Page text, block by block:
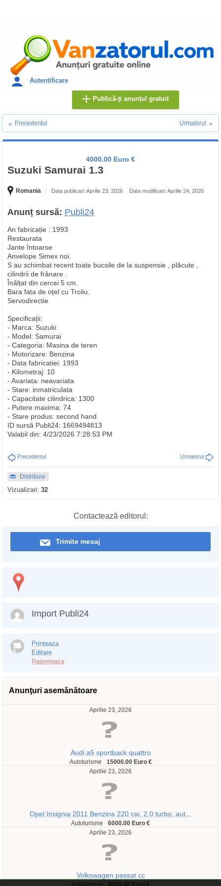
Autentificare
Publică-ţi anunţul gratuit
Precedentul Urmatorul
4000.00 Euro €
Suzuki Samurai 1.3
Romania Data publicari: Aprilie 23, 2026 Data modificari: Aprilie 24, 2026
Anunț sursă: Publi24
An fabricație : 1993
Restaurata
Jante întoarse
Anvelope Simex noi.
S au schimbat recent toate bucsile de la suspensie , plăcute ,
cilindrii de frânare .
Înălțat din cercei 5 cm.
Bara fata de oțel cu Troliu.
Servodirectie
Specificații:
- Marca: Suzuki
- Model: Samurai
- Categoria: Masina de teren
- Motorizare: Benzina
- Data fabricatiei: 1993
- Kilometraj: 10
- Avariata: neavariata
- Stare: inmatriculata
- Capacitate cilindrica: 1300
- Putere maxima: 74
- Stare produs: second hand
ID sursă Publi24: 1669494813
Valabil din: 4/23/2026 7:28:53 PM
Precedentul Urmatorul
Distribuie
Vizualizari: 32
Contactează editorul:
Trimite mesaj
Import Publi24
Printeaza
Editare
Raporteaza
Anunţuri asemănătoare
Aprilie 23, 2026
Audi a5 sportback quattro
Autoturisme
15000.00 Euro €
Aprilie 23, 2026
Opel Insignia 2011 Benzina 220 cai, 2.0 turbo, aut...
Autoturisme
6000.00 Euro €
Aprilie 23, 2026
Volkswagen passat cc
Autoturisme 8000.00 Euro €